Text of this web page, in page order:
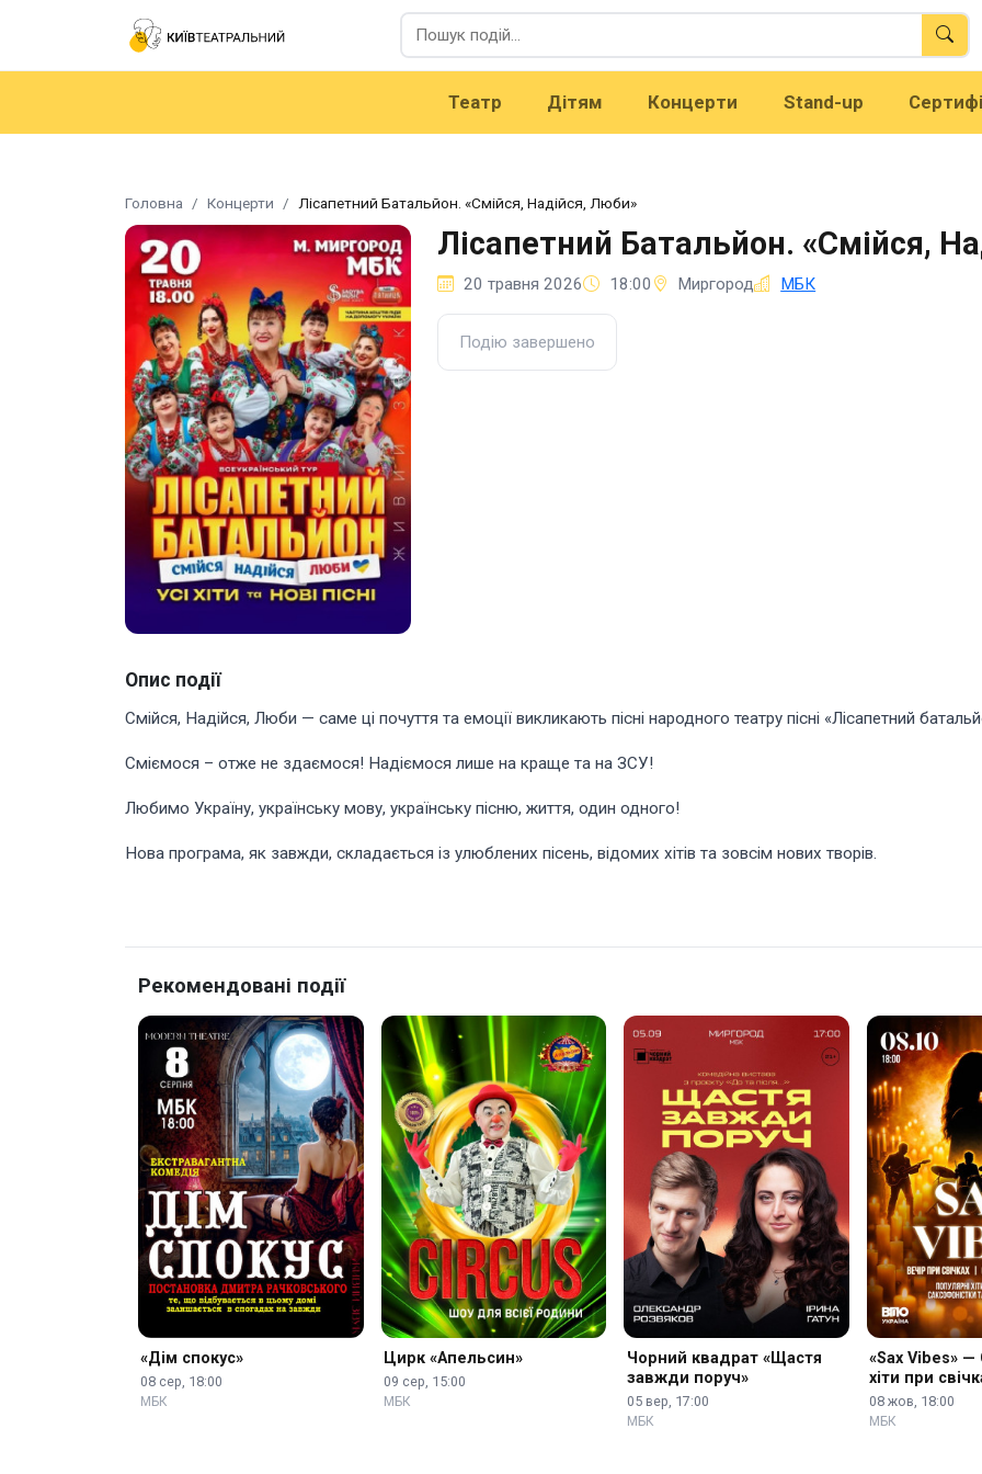
Театр Дітям Концерти Stand-up
Головна Концерти Лісапетний Батальйон. «Смійся, Надійся, Люби»
Лісапетний Батальйон. «Смійся,
20 травня 2026 18:00 Миргород МБК
Подію завершено
Опис події
Смійся, Надійся, Люби — саме ці почуття та емоції викликають пісні народного театру пісні «Лісапетний
Сміємося – отже не здаємося! Надіємося лише на краще та на ЗСУ!
Любимо Україну, українську мову, українську пісню, життя, один одного!
Нова програма, як завжди, складається із улюблених пісень, відомих хітів та зовсім нових творів.
Рекомендовані події
«Дім спокус»
08 сер, 18:00
МБК
Цирк «Апельсин»
09 сер, 15:00
МБК
Чорний квадрат «Щастя
завжди поруч»
05 вер, 17:00
МБК
«Sax Vibes» —
хіти при
08 жов, 18:00
МБК